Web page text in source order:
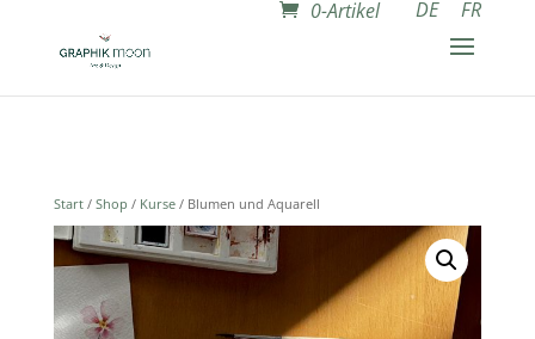
DE FR
0-Artikel
Start/ Shop / Kurse/ Blumen und Aquarell